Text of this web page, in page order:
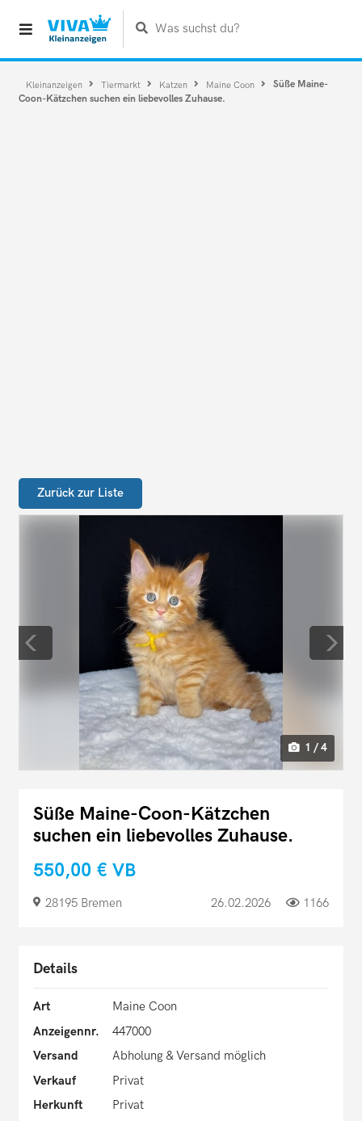
Was suchst du?
Kleinanzeigen Tiermarkt Katzen Maine Coon
Süße Maine-
Coon-Kätzchen suchen ein liebevolles Zuhause.
Zurück zur Liste
1 / 4
Süße Maine-Coon-Kätzchen
suchen ein liebevolles Zuhause.
550,00 € VB
28195 Bremen 26.02.2026 1166
Details
Art
Maine Coon
Anzeigennr.
447000
Versand
Abholung & Versand möglich
Verkauf
Privat
Herkunft
Privat